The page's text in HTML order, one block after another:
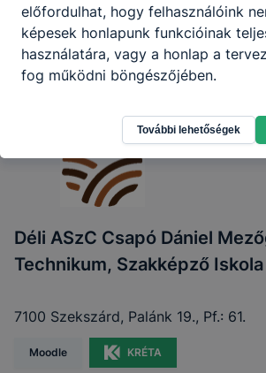
Déli ASzC Csapó Dániel
Technikum, Szakképző
7100 Szekszárd, Palánk 19., Pf.: 61.
Moodle KRÉTA
előfordulhat, hogy felhasználóink
képesek honlapunk funkcióinak
használatára, vagy a honlap a
fog működni böngészőjében.
További lehetőségek